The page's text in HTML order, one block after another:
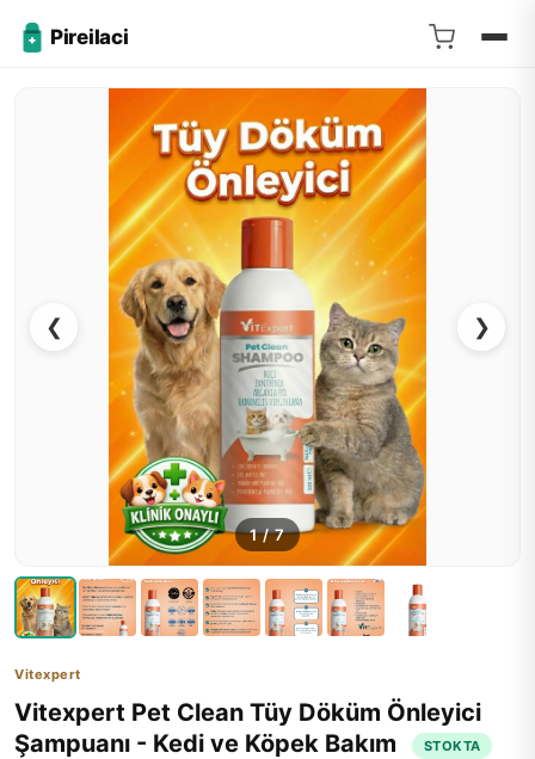
Pireilaci
❮ ❯
1/7
Vitexpert
Vitexpert Pet Clean Tüy Döküm Önleyici
Şampuanı - Kedi ve Köpek Bakım
STOKTA